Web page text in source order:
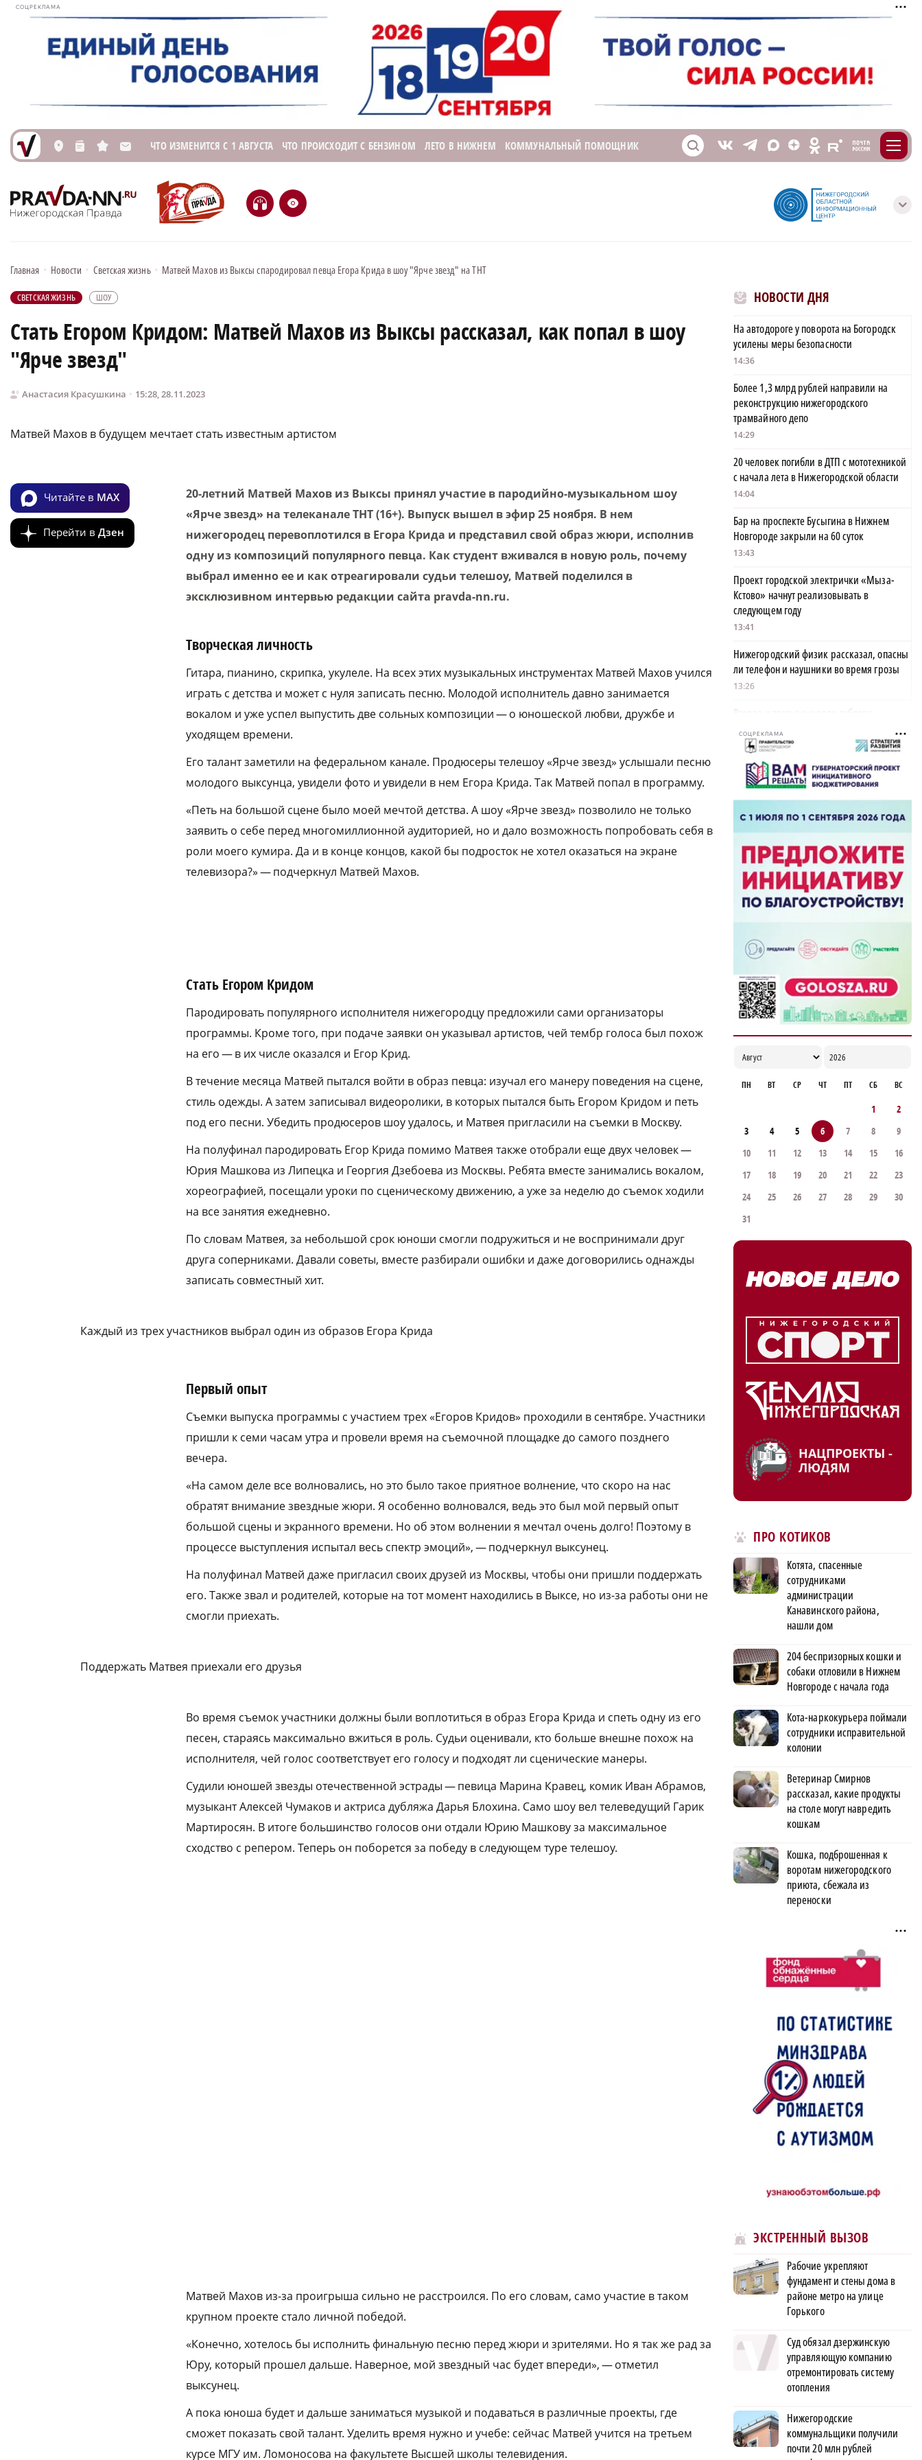
СОЦРЕКЛАМА
L n s M ЧТО ИЗМЕНИТСЯ С 1 АВГУСТА ЧТО ПРОИСХОДИТ С БЕНЗИНОМ ЛЕТО В НИЖНЕМ КОММУНАЛЬНЫЙ ПОМОЩНИК S V T X Z O E m
H e с
Главная • Новости • Светская жизнь • Матвей Махов из Выксы спародировал певца Егора Крида в шоу "Ярче звезд" на ТНТ
СВЕТСКАЯ ЖИЗНЬ ШОУ
Стать Егором Кридом: Матвей Махов из Выксы рассказал, как попал в шоу
"Ярче звезд"
Анастасия Красушкина 15:28, 28.11.2023
Матвей Махов в будущем мечтает стать известным артистом
Читайте в MAX
Перейти в Дзен
20-летний Матвей Махов из Выксы принял участие в пародийно-музыкальном шоу
«Ярче звезд» на телеканале ТНТ (16+). Выпуск вышел в эфир 25 ноября. В нем
нижегородец перевоплотился в Егора Крида и представил свой образ жюри, исполнив
одну из композиций популярного певца. Как студент вживался в новую роль, почему
выбрал именно ее и как отреагировали судьи телешоу, Матвей поделился в
эксклюзивном интервью редакции сайта pravda-nn.ru.
Творческая личность
Гитара, пианино, скрипка, укулеле. На всех этих музыкальных инструментах Матвей Махов учился
играть с детства и может с нуля записать песню. Молодой исполнитель давно занимается
вокалом и уже успел выпустить две сольных композиции — о юношеской любви, дружбе и
уходящем времени.
Его талант заметили на федеральном канале. Продюсеры телешоу «Ярче звезд» услышали песню
молодого выксунца, увидели фото и увидели в нем Егора Крида. Так Матвей попал в программу.
«Петь на большой сцене было моей мечтой детства. А шоу «Ярче звезд» позволило не только
заявить о себе перед многомиллионной аудиторией, но и дало возможность попробовать себя в
роли моего кумира. Да и в конце концов, какой бы подросток не хотел оказаться на экране
телевизора?» — подчеркнул Матвей Махов.
Стать Егором Кридом
Пародировать популярного исполнителя нижегородцу предложили сами организаторы
программы. Кроме того, при подаче заявки он указывал артистов, чей тембр голоса был похож
на его — в их числе оказался и Егор Крид.
В течение месяца Матвей пытался войти в образ певца: изучал его манеру поведения на сцене,
стиль одежды. А затем записывал видеоролики, в которых пытался быть Егором Кридом и петь
под его песни. Убедить продюсеров шоу удалось, и Матвея пригласили на съемки в Москву.
На полуфинал пародировать Егор Крида помимо Матвея также отобрали еще двух человек —
Юрия Машкова из Липецка и Георгия Дзебоева из Москвы. Ребята вместе занимались вокалом,
хореографией, посещали уроки по сценическому движению, а уже за неделю до съемок ходили
на все занятия ежедневно.
По словам Матвея, за небольшой срок юноши смогли подружиться и не воспринимали друг
друга соперниками. Давали советы, вместе разбирали ошибки и даже договорились однажды
записать совместный хит.
Каждый из трех участников выбрал один из образов Егора Крида
Первый опыт
Съемки выпуска программы с участием трех «Егоров Кридов» проходили в сентябре. Участники
пришли к семи часам утра и провели время на съемочной площадке до самого позднего
вечера.
«На самом деле все волновались, но это было такое приятное волнение, что скоро на нас
обратят внимание звездные жюри. Я особенно волновался, ведь это был мой первый опыт
большой сцены и экранного времени. Но об этом волнении я мечтал очень долго! Поэтому в
процессе выступления испытал весь спектр эмоций», — подчеркнул выксунец.
На полуфинал Матвей даже пригласил своих друзей из Москвы, чтобы они пришли поддержать
его. Также звал и родителей, которые на тот момент находились в Выксе, но из-за работы они не
смогли приехать.
Поддержать Матвея приехали его друзья
Во время съемок участники должны были воплотиться в образ Егора Крида и спеть одну из его
песен, стараясь максимально вжиться в роль. Судьи оценивали, кто больше внешне похож на
исполнителя, чей голос соответствует его голосу и подходят ли сценические манеры.
Судили юношей звезды отечественной эстрады — певица Марина Кравец, комик Иван Абрамов,
музыкант Алексей Чумаков и актриса дубляжа Дарья Блохина. Само шоу вел телеведущий Гарик
Мартиросян. В итоге большинство голосов они отдали Юрию Машкову за максимальное
сходство с репером. Теперь он поборется за победу в следующем туре телешоу.
Матвей Махов из-за проигрыша сильно не расстроился. По его словам, само участие в таком
крупном проекте стало личной победой.
«Конечно, хотелось бы исполнить финальную песню перед жюри и зрителями. Но я так же рад за
Юру, который прошел дальше. Наверное, мой звездный час будет впереди», — отметил
выксунец.
А пока юноша будет и дальше заниматься музыкой и подаваться в различные проекты, где
сможет показать свой талант. Уделить время нужно и учебе: сейчас Матвей учится на третьем
курсе МГУ им. Ломоносова на факультете Высшей школы телевидения.
НОВОСТИ ДНЯ
На автодороге у поворота на Богородск
усилены меры безопасности
14:36
Более 1,3 млрд рублей направили на
реконструкцию нижегородского
трамвайного депо
14:29
20 человек погибли в ДТП с мототехникой
с начала лета в Нижегородской области
14:04
Бар на проспекте Бусыгина в Нижнем
Новгороде закрыли на 60 суток
13:43
Проект городской электрички «Мыза-
Кстово» начнут реализовывать в
следующем году
13:41
Нижегородский физик рассказал, опасны
ли телефон и наушники во время грозы
13:26
Вторая и третья очереди дублера
проспекта Гагарина готовы на 57%
13:20
Нижегородская область вошла в число
лидеров научно-популярного туризма в
России
13:02
Нижний Новгород и Бишкек стали
городами-побратимами
12:58
Автомобилист насмерть сбил ехавшую на
велосипеде женщину в Княгининском
округе
12:50
СОЦРЕКЛАМА
ПН ВТ СР ЧТ ПТ СБ ВС
1
2
3
4 5 6 7 8
9
10
11 12 13 14 15
16
17
18 19 20 21 22
23
24
25 26 27 28 29
30
31
НАЦПРОЕКТЫ -
ЛЮДЯМ
ПРО КОТИКОВ
Котята, спасенные
сотрудниками
администрации
Канавинского района,
нашли дом
204 беспризорных кошки и
собаки отловили в Нижнем
Новгороде с начала года
Кота-наркокурьера поймали
сотрудники исправительной
колонии
Ветеринар Смирнов
рассказал, какие продукты
на столе могут навредить
кошкам
Кошка, подброшенная к
воротам нижегородского
приюта, сбежала из
переноски
ЭКСТРЕННЫЙ ВЫЗОВ
Рабочие укрепляют
фундамент и стены дома в
районе метро на улице
Горького
Суд обязал дзержинскую
управляющую компанию
отремонтировать систему
отопления
Нижегородские
коммунальщики получили
почти 20 млн рублей